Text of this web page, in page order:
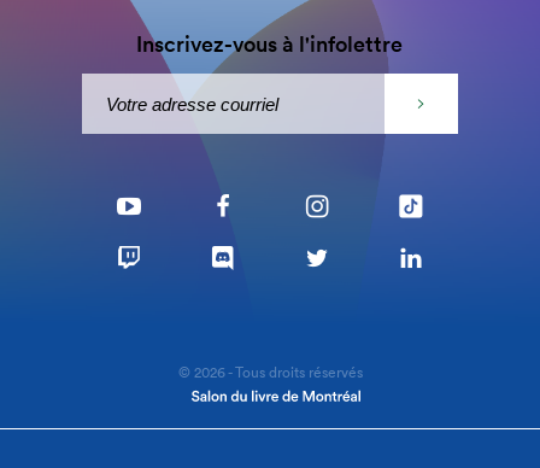
Inscrivez-vous à l'infolettre
© 2026 - Tous droits réservés